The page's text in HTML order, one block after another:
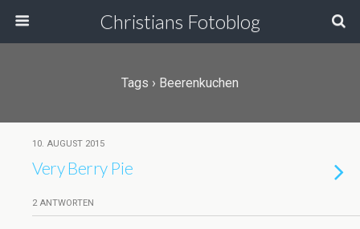
Christians Fotoblog
Tags › Beerenkuchen
10. AUGUST 2015
Very Berry Pie
2 ANTWORTEN